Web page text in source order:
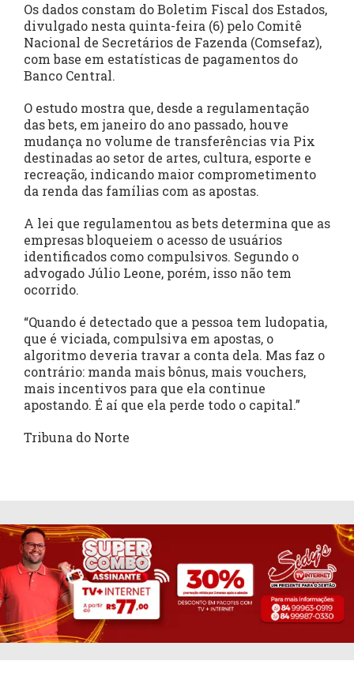
Os dados constam do Boletim Fiscal dos Estados,
divulgado nesta quinta-feira (6) pelo Comitê
Nacional de Secretários de Fazenda (Comsefaz),
com base em estatísticas de pagamentos do
Banco Central.
O estudo mostra que, desde a regulamentação
das bets, em janeiro do ano passado, houve
mudança no volume de transferências via Pix
destinadas ao setor de artes, cultura, esporte e
recreação, indicando maior comprometimento
da renda das famílias com as apostas.
A lei que regulamentou as bets determina que as
empresas bloqueiem o acesso de usuários
identificados como compulsivos. Segundo o
advogado Júlio Leone, porém, isso não tem
ocorrido.
“Quando é detectado que a pessoa tem ludopatia,
que é viciada, compulsiva em apostas, o
algoritmo deveria travar a conta dela. Mas faz o
contrário: manda mais bônus, mais vouchers,
mais incentivos para que ela continue
apostando. É aí que ela perde todo o capital.”
Tribuna do Norte